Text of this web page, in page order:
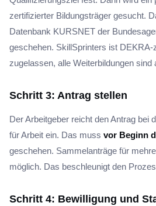
zertifizierter Bildungsträger gesucht.
Datenbank KURSNET der
geschehen. SkillSprinters ist DEKRA-
zugelassen, alle Weiterbildungen sind
Schritt 3: Antrag stellen
Der Arbeitgeber reicht den Antrag bei
für Arbeit ein. Das muss vor Beginn
geschehen. Sammelanträge für
möglich. Das beschleunigt den
Schritt 4: Bewilligung und